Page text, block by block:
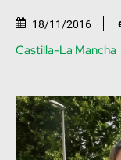
18/11/2016
Castilla-La Mancha